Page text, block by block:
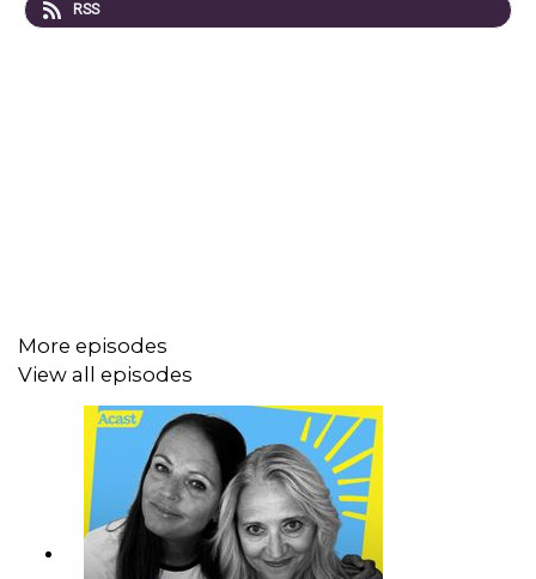
Medverkande: Mia Skäringer & Hampus Nessvold
Ni lyssnare är viktigast för oss och vi vill leverera det
absolut bästa till er - både när det gäller ordinarie
Just därför hade det varit fantastiskt om ni vill svara på
några korta frågor om just sponsorskap så att vi kan bli
ännu bättre:
https://podcastsurvey.typeform.com/skarochness
RSS
More episodes
View all episodes